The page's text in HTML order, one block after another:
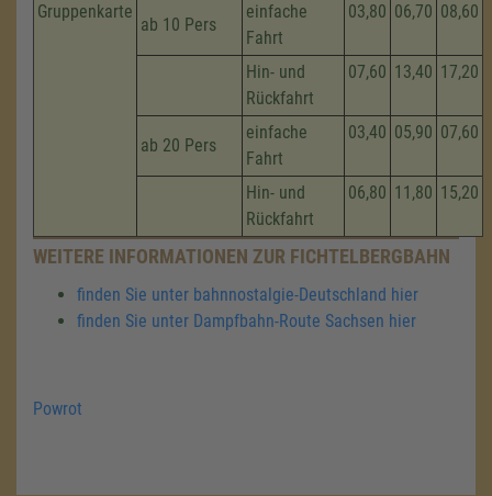
Gruppenkarte
ab 10 Pers
einfache
Fahrt
03,80 06,70 08,60
Hin- und
Rückfahrt
07,60 13,40 17,20
ab 20 Pers
einfache
Fahrt
03,40 05,90 07,60
Hin- und
Rückfahrt
06,80 11,80 15,20
WEITERE INFORMATIONEN ZUR FICHTELBERGBAHN
finden Sie unter bahnnostalgie-Deutschland hier
finden Sie unter Dampfbahn-Route Sachsen hier
Powrot